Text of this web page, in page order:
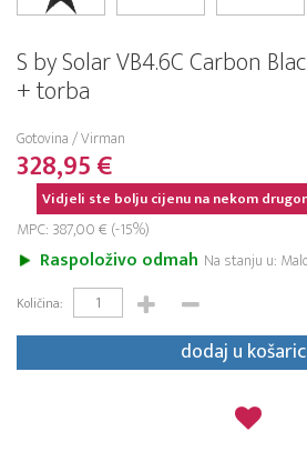
S by Solar VB4.6C Carbon
+ torba
Gotovina / Virman
328,95 €
Vidjeli ste bolju cijenu na nekom
MPC: 387,00 € (-15%)
Raspoloživo odmah Na stanju u:
Količina:
dodaj u